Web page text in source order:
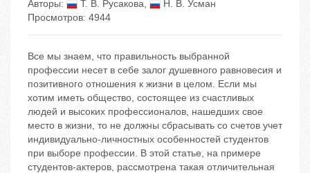
Авторы:
Т. В. Русакова,
Н. В. Усман
Просмотров: 4944
Все мы знаем, что правильность выбранной
профессии несет в себе залог душевного равновесия и
позитивного отношения к жизни в целом. Если мы
хотим иметь общество, состоящее из счастливых
людей и высоких профессионалов, нашедших свое
место в жизни, то не должны сбрасывать со счетов учет
индивидуально-личностных особенностей студентов
при выборе профессии. В этой статье, на примере
студентов-актеров, рассмотрена такая отличительная